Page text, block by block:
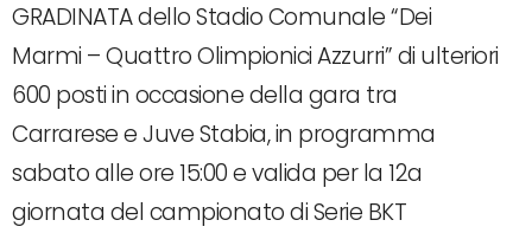
GRADINATA dello Stadio Comunale “Dei
Marmi – Quattro Olimpionici Azzurri” di ulteriori
600 posti in occasione della gara tra
Carrarese e Juve Stabia, in programma
sabato alle ore 15:00 e valida per la 12a
giornata del campionato di Serie BKT